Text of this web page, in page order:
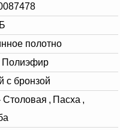
полотно
Полиэфир
с бронзой
Столовая , Пасха ,